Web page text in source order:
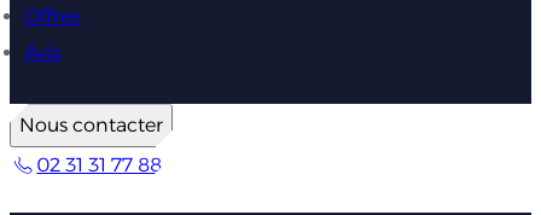
Offres
Avis
Nous contacter
02 31 31 77 88